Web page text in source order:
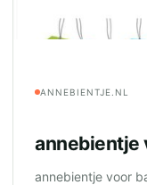
ANNEBIENTJE.NL
annebientje
annebientje voor